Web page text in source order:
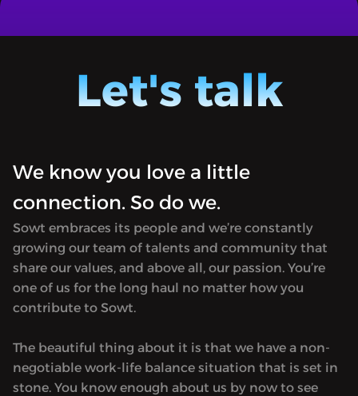
only in Arabic.Let's talk
We know you love a little
connection. So do we.
Sowt embraces its people and we’re constantly
growing our team of talents and community that
share our values, and above all, our passion. You’re
one of us for the long haul no matter how you
contribute to Sowt.
The beautiful thing about it is that we have a non-
negotiable work-life balance situation that is set in
stone. You know enough about us by now to see